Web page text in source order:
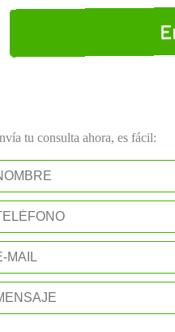
tu consulta ahora, es fácil: